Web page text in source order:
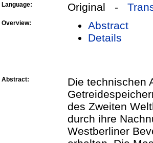
Language:
Original -
Overview:
Abstract
Details
Abstract:
Die technischen
des Zweiten
durch ihre
Westberliner